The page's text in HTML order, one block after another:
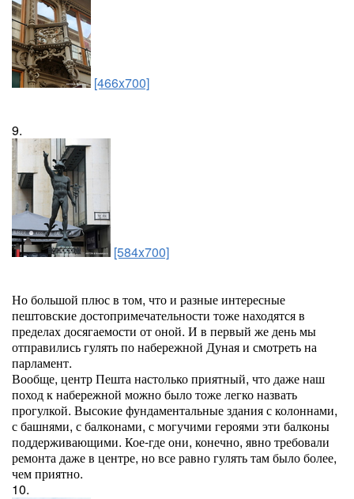
[466x700]
9.
[584x700]
Но большой плюс в том, что и разные интересные
пештовские достопримечательности тоже находятся в
пределах досягаемости от оной. И в первый же день мы
отправились гулять по набережной Дуная и смотреть на
парламент.
Вообще, центр Пешта настолько приятный, что даже наш
поход к набережной можно было тоже легко назвать
прогулкой. Высокие фундаментальные здания с колоннами,
с башнями, с балконами, с могучими героями эти балконы
поддерживающими. Кое-где они, конечно, явно требовали
ремонта даже в центре, но все равно гулять там было более,
чем приятно.
10.